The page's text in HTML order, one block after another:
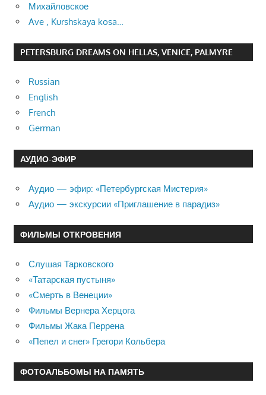
Михайловское
Ave , Kurshskaya kosa…
PETERSBURG DREAMS ON HELLAS, VENICE, PALMYRE
Russian
English
French
German
АУДИО-ЭФИР
Аудио — эфир: «Петербургская Мистерия»
Аудио — экскурсии «Приглашение в парадиз»
ФИЛЬМЫ ОТКРОВЕНИЯ
Слушая Тарковского
«Татарская пустыня»
«Смерть в Венеции»
Фильмы Вернера Херцога
Фильмы Жака Перрена
«Пепел и снег» Грегори Кольбера
ФОТОАЛЬБОМЫ НА ПАМЯТЬ